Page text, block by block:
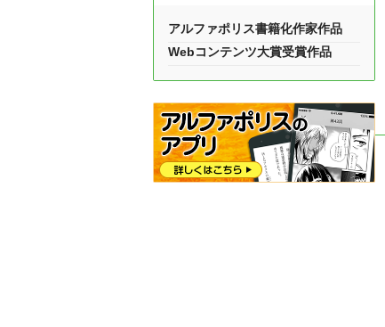
アルファポリス書籍化作家作品
Webコンテンツ大賞受賞作品